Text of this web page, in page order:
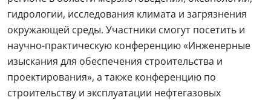
гидрологии, исследования климата и загрязнения
окружающей среды. Участники смогут посетить и
научно-практическую конференцию «Инженерные
изыскания для обеспечения строительства и
проектирования», а также конференцию по
строительству и эксплуатации нефтегазовых